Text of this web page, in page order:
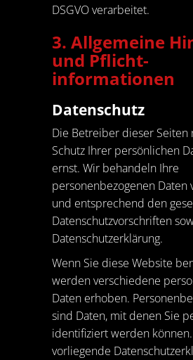
DSGVO verarbeitet.
3. Allgemeine
und Pflicht­
informationen
Datenschutz
Die Betreiber dieser Seiten
Schutz Ihrer persönlichen
ernst. Wir behandeln Ihre
personenbezogenen Daten
und entsprechend den
Datenschutzvorschriften
Datenschutzerklärung.
Wenn Sie diese Website
werden verschiedene
Daten erhoben.
sind Daten, mit denen Sie
identifiziert werden
vorliegende